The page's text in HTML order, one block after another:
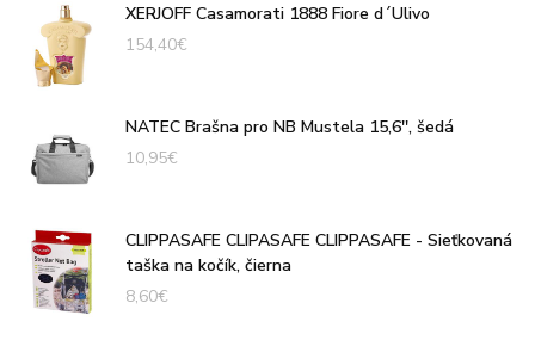
XERJOFF Casamorati 1888 Fiore d´Ulivo
154,40€
NATEC Brašna pro NB Mustela 15,6'', šedá
10,95€
CLIPPASAFE CLIPASAFE CLIPPASAFE - Sieťkovaná
taška na kočík, čierna
8,60€